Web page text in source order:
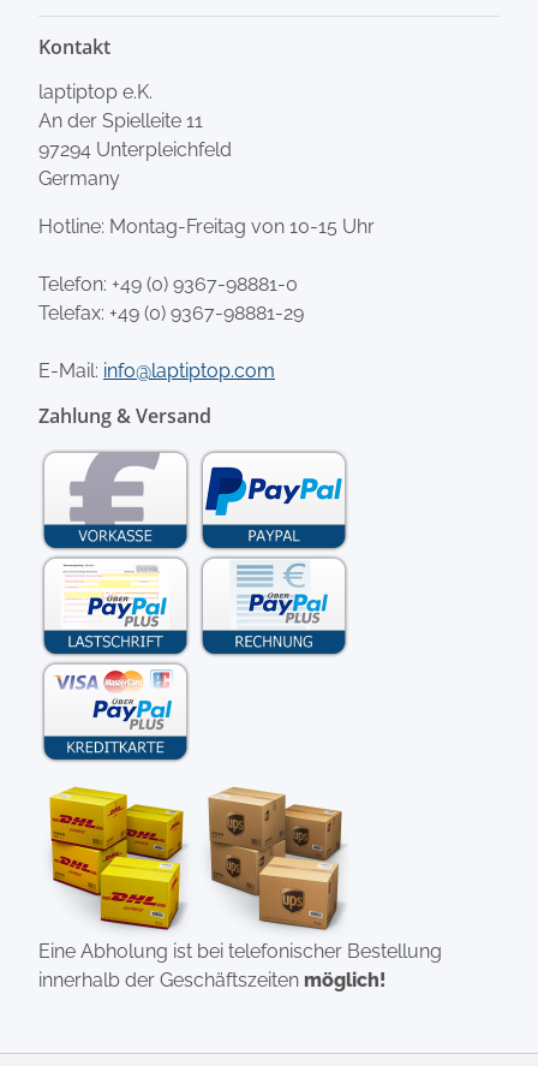
Kontakt
laptiptop e.K.
An der Spielleite 11
97294 Unterpleichfeld
Germany
Hotline: Montag-Freitag von 10-15 Uhr
Telefon: +49 (0) 9367-98881-0
Telefax: +49 (0) 9367-98881-29
E-Mail: info@laptiptop.com
Zahlung & Versand
Eine Abholung ist bei telefonischer Bestellung
innerhalb der Geschäftszeiten möglich!